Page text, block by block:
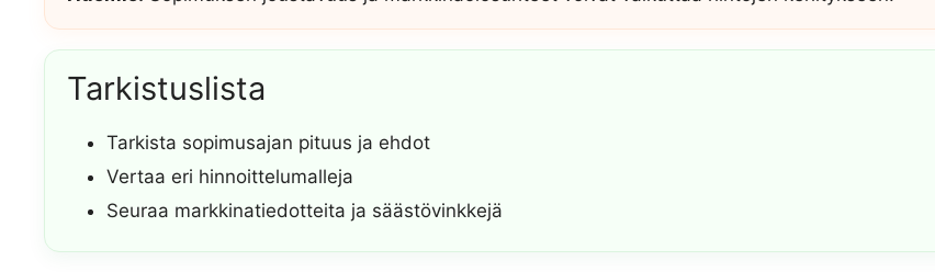
Tarkistuslista
Tarkista sopimusajan pituus ja ehdot
Vertaa eri hinnoittelumalleja
Seuraa markkinatiedotteita ja säästövinkkejä